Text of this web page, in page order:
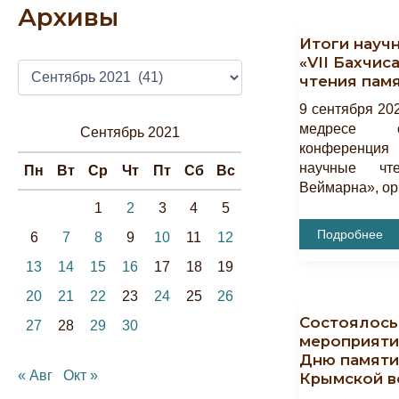
Архивы
Ы
Сентябрь 2021
Пн Вт Ср Чт Пт Сб Вс
1 2 3 4
5
6
7 8 9 10 11
12
13
14 15 16 17 18
19
20
21 22 23 24 25
26
27
28 29 30
« Авг Окт »
Итоги
«VII
чтения
9 сентября
медресе
научные
Веймарна»,
Итоги
Научной
Памяти
Веймарна»
Подробнее
Дню
Крымской